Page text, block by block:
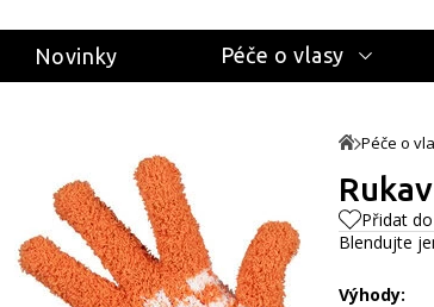
Novinky Péče o vlasy
Péče o
Přidat
Blendujte
Výhody: